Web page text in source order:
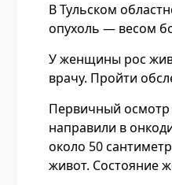
В Тульском
опухоль — весом
У женщины рос
врачу. Пройти
Первичный осмотр
направили в
около 50
живот. Состояние